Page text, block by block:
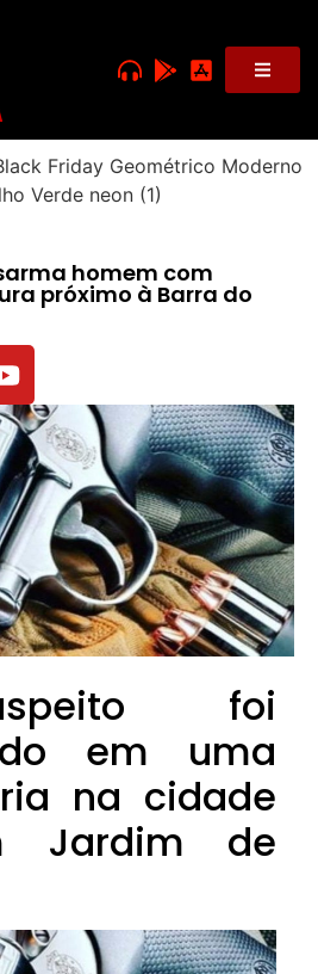
homem com
próximo à Barra do
foi
em uma
na cidade
Jardim de